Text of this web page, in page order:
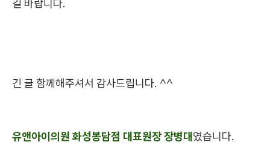
길 바랍니다.
긴 글 함께해주셔서 감사드립니다. ^^
유앤아이의원 화성봉담점 대표원장 장병대였습니다.